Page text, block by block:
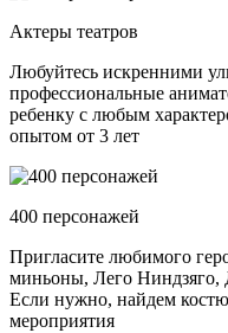
Актеры театров
Любуйтесь искренними
профессиональные
ребенку с любым
опытом от 3 лет
400 персонажей
Пригласите любимого
миньоны, Лего Ниндзяго,
Если нужно, найдем
мероприятия